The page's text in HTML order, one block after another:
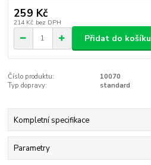
259 Kč
214 Kč bez DPH
Přidat do košíku
Číslo produktu:
10070
Typ dopravy:
standard
Kompletní specifikace
Parametry